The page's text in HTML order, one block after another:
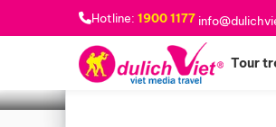
Hotline: 1900 1177
Tour
Bạn muốn đi đâu? *